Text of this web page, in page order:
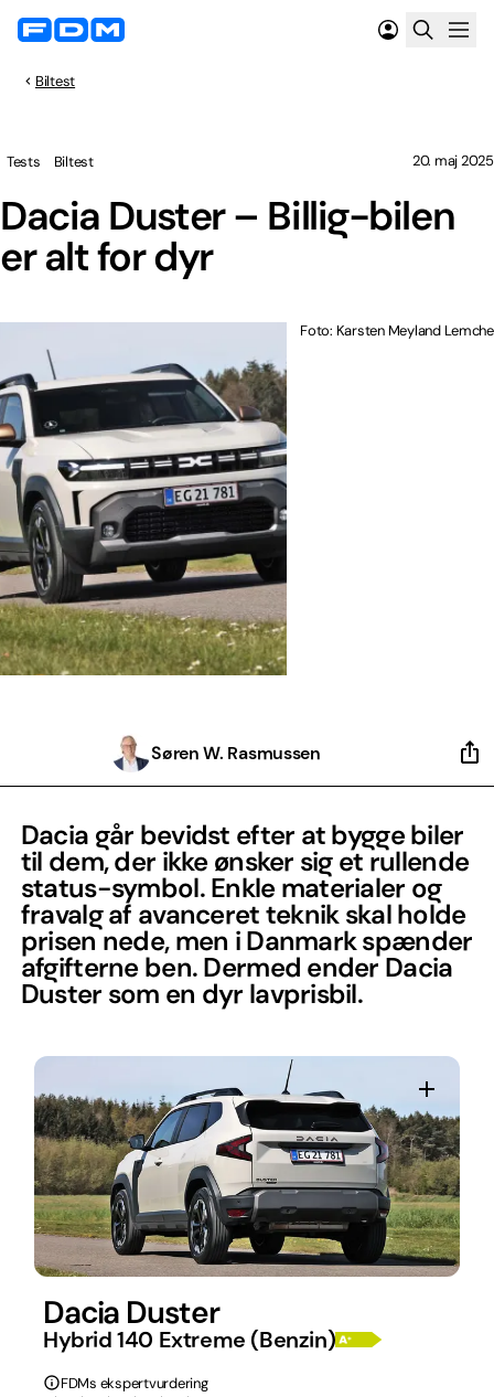
Biltest
Dacia Duster – Billig-bilen
er alt for dyr
Tests Biltest 20. maj 2025
Foto: Karsten Meyland Lemche
Søren W. Rasmussen
Dacia går bevidst efter at bygge biler
til dem, der ikke ønsker sig et rullende
status-symbol. Enkle materialer og
fravalg af avanceret teknik skal holde
prisen nede, men i Danmark spænder
afgifterne ben. Dermed ender Dacia
Duster som en dyr lavprisbil.
Dacia Duster
Hybrid 140 Extreme (Benzin)
FDMs ekspertvurdering